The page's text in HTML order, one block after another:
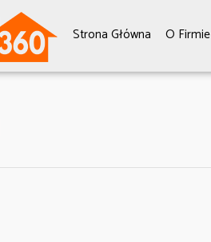
Strona Główna O Firmie